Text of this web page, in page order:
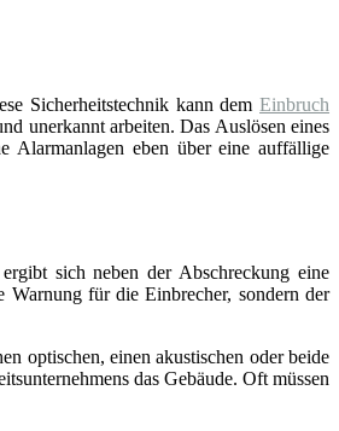
Sicherheitstechnik kann demEinbruch
unerkannt arbeiten. Das Auslösen eines
Alarmanlagen eben über eine auffällige
sich neben der Abschreckung eine
für die Einbrecher, sondern der
optischen, einen akustischen oder beide
das Gebäude. Oft müssen